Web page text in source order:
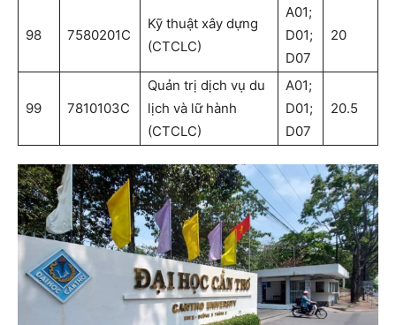
98 7580201C
Kỹ thuật xây dựng
(CTCLC)
A01;
D01;
D07
20
99 7810103C
Quản trị dịch vụ du
lịch và lữ hành
(CTCLC)
A01;
D01;
D07
20.5